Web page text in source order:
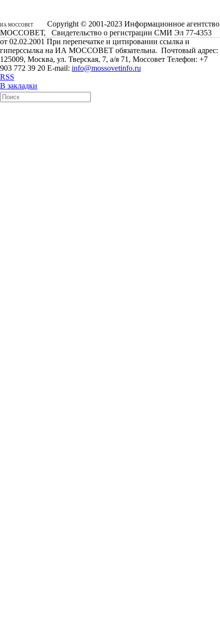
ИА МОССОВЕТ
Copyright © 2001-2023 Информационное агентство
МОССОВЕТ, Свидетельство о регистрации СМИ Эл 77-4353
от 02.02.2001 При перепечатке и цитировании ссылка и
гиперссылка на ИА МОССОВЕТ обязательна. Почтовый адрес:
125009, Москва, ул. Тверская, 7, а/я 71, Моссовет Телефон: +7
903 772 39 20 E-mail: info@mossovetinfo.ru
RSS
В закладки